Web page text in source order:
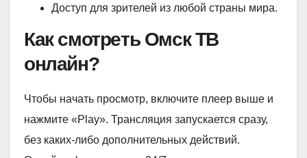
Доступ для зрителей из любой страны мира.
Как смотреть Омск ТВ
онлайн?
Чтобы начать просмотр, включите плеер выше и
нажмите «Play». Трансляция запускается сразу,
без каких-либо дополнительных действий.